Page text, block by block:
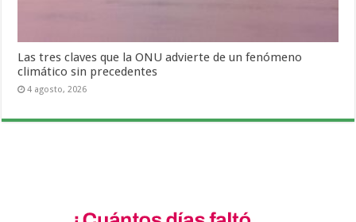
Las tres claves que la ONU advierte de un fenómeno
climático sin precedentes
4 agosto, 2026